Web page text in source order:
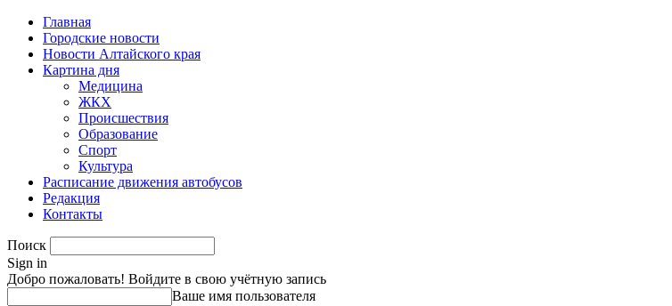
Главная
Городские новости
Новости Алтайского края
Картина дня
Медицина
ЖКХ
Происшествия
Образование
Спорт
Культура
Расписание движения автобусов
Редакция
Контакты
Поиск
Sign in
Добро пожаловать! Войдите в свою учётную запись
Ваше имя пользователя